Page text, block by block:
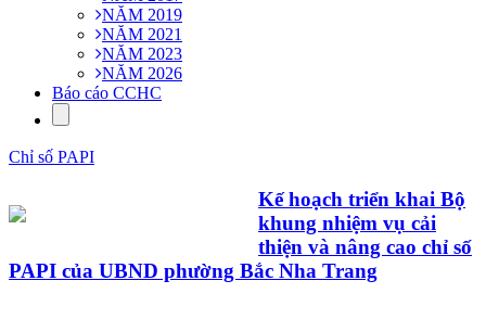
NĂM 2019
NĂM 2021
NĂM 2023
NĂM 2026
Báo cáo CCHC
Chỉ số PAPI
Kế hoạch triển khai Bộ
khung nhiệm vụ cải
thiện và nâng cao chỉ số
PAPI của UBND phường Bắc Nha Trang